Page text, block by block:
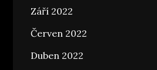
Září 2022
Červen 2022
Duben 2022